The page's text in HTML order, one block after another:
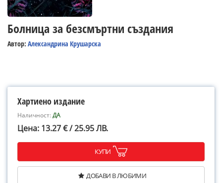
Болница за безсмъртни създания
Автор: Александрина Крушарска
Хартиено издание
Наличност:ДА
Цена: 13.27 € / 25.95 ЛВ.
КУПИ
ДОБАВИ В ЛЮБИМИ